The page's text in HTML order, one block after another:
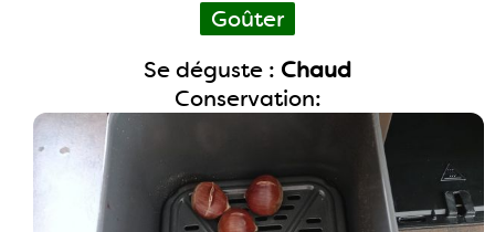
Goûter
Se déguste : Chaud
Conservation: